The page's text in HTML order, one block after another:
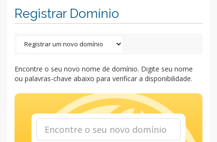
Registrar Domínio
Encontre o seu novo nome de domínio. Digite seu nome
ou palavras-chave abaixo para verificar a disponibilidade.